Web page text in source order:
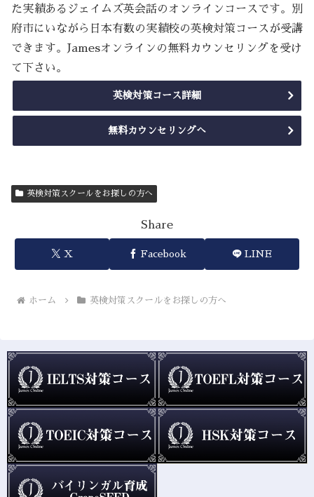
た実績あるジェイムズ英会話のオンラインコースです。別
府市にいながら日本有数の実績校の英検対策コースが受講
できます。Jamesオンラインの無料カウンセリングを受け
て下さい。
英検対策コース詳細
無料カウンセリングへ
英検対策スクールをお探しの方へ
Share
X Facebook LINE
ホーム 英検対策スクールをお探しの方へ